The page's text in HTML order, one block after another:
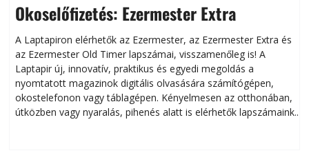
Okoselőfizetés: Ezermester Extra
A Laptapiron elérhetők az Ezermester, az Ezermester Extra és
az Ezermester Old Timer lapszámai, visszamenőleg is! A
Laptapir új, innovatív, praktikus és egyedi megoldás a
nyomtatott magazinok digitális olvasására számítógépen,
okostelefonon vagy táblagépen. Kényelmesen az otthonában,
útközben vagy nyaralás, pihenés alatt is elérhetők lapszámaink.